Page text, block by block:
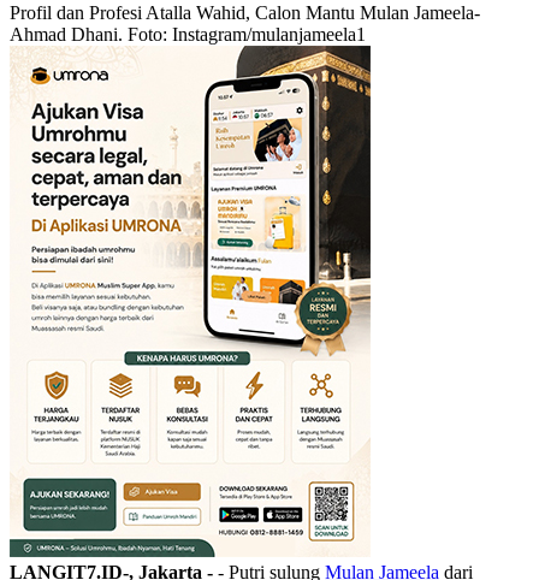
Profil dan Profesi Atalla Wahid, Calon Mantu Mulan Jameela-
Ahmad Dhani. Foto: Instagram/mulanjameela1
LANGIT7.ID-, Jakarta - - Putri sulung Mulan Jameela dari